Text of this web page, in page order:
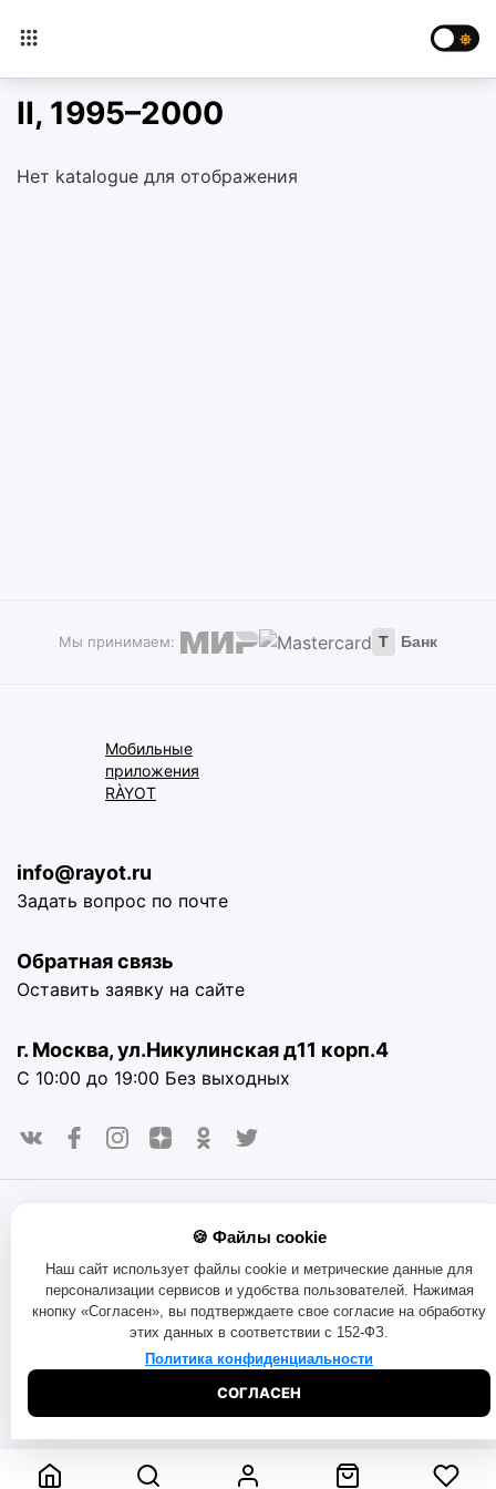
II, 1995–2000
Нет katalogue для отображения
Мы принимаем: Т Банк
Мобильные
приложения
RÀYOT
info@rayot.ru
Задать вопрос по почте
Обратная связь
Оставить заявку на сайте
г. Москва, ул.Никулинская д11 корп.4
С 10:00 до 19:00 Без выходных
использует куки-файлы и другие технологии, чтобы помочь
вам в навигации, а также предоставить лучший
пользовательский опыт, анализировать использование
наших продуктов и услуг, повысить качество рекламных и
маркетинговых активностей. Если Вы не хотите, чтобы
Ваши пользовательские данные обрабатывались,
пожалуйста, ограничьте их использование в своём
браузере.
Договор оферта
Обмен и возврат товара
🍪 Файлы cookie
Наш сайт использует файлы cookie и метрические данные для
персонализации сервисов и удобства пользователей. Нажимая
кнопку «Согласен», вы подтверждаете свое согласие на обработку
этих данных в соответствии с 152-ФЗ.
Политика конфиденциальности
СОГЛАСЕН